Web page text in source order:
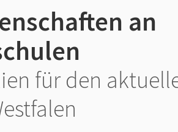
an
für den